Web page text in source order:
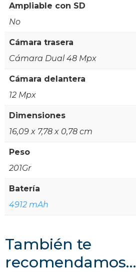
Ampliable con SD
No
Cámara trasera
Cámara Dual 48 Mpx
Cámara delantera
12 Mpx
Dimensiones
16,09 x 7,78 x 0,78 cm
Peso
201Gr
Batería
4912 mAh
También te
recomendamos…